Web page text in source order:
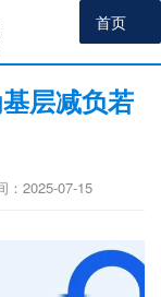
首页
层减负若
：2025-07-15